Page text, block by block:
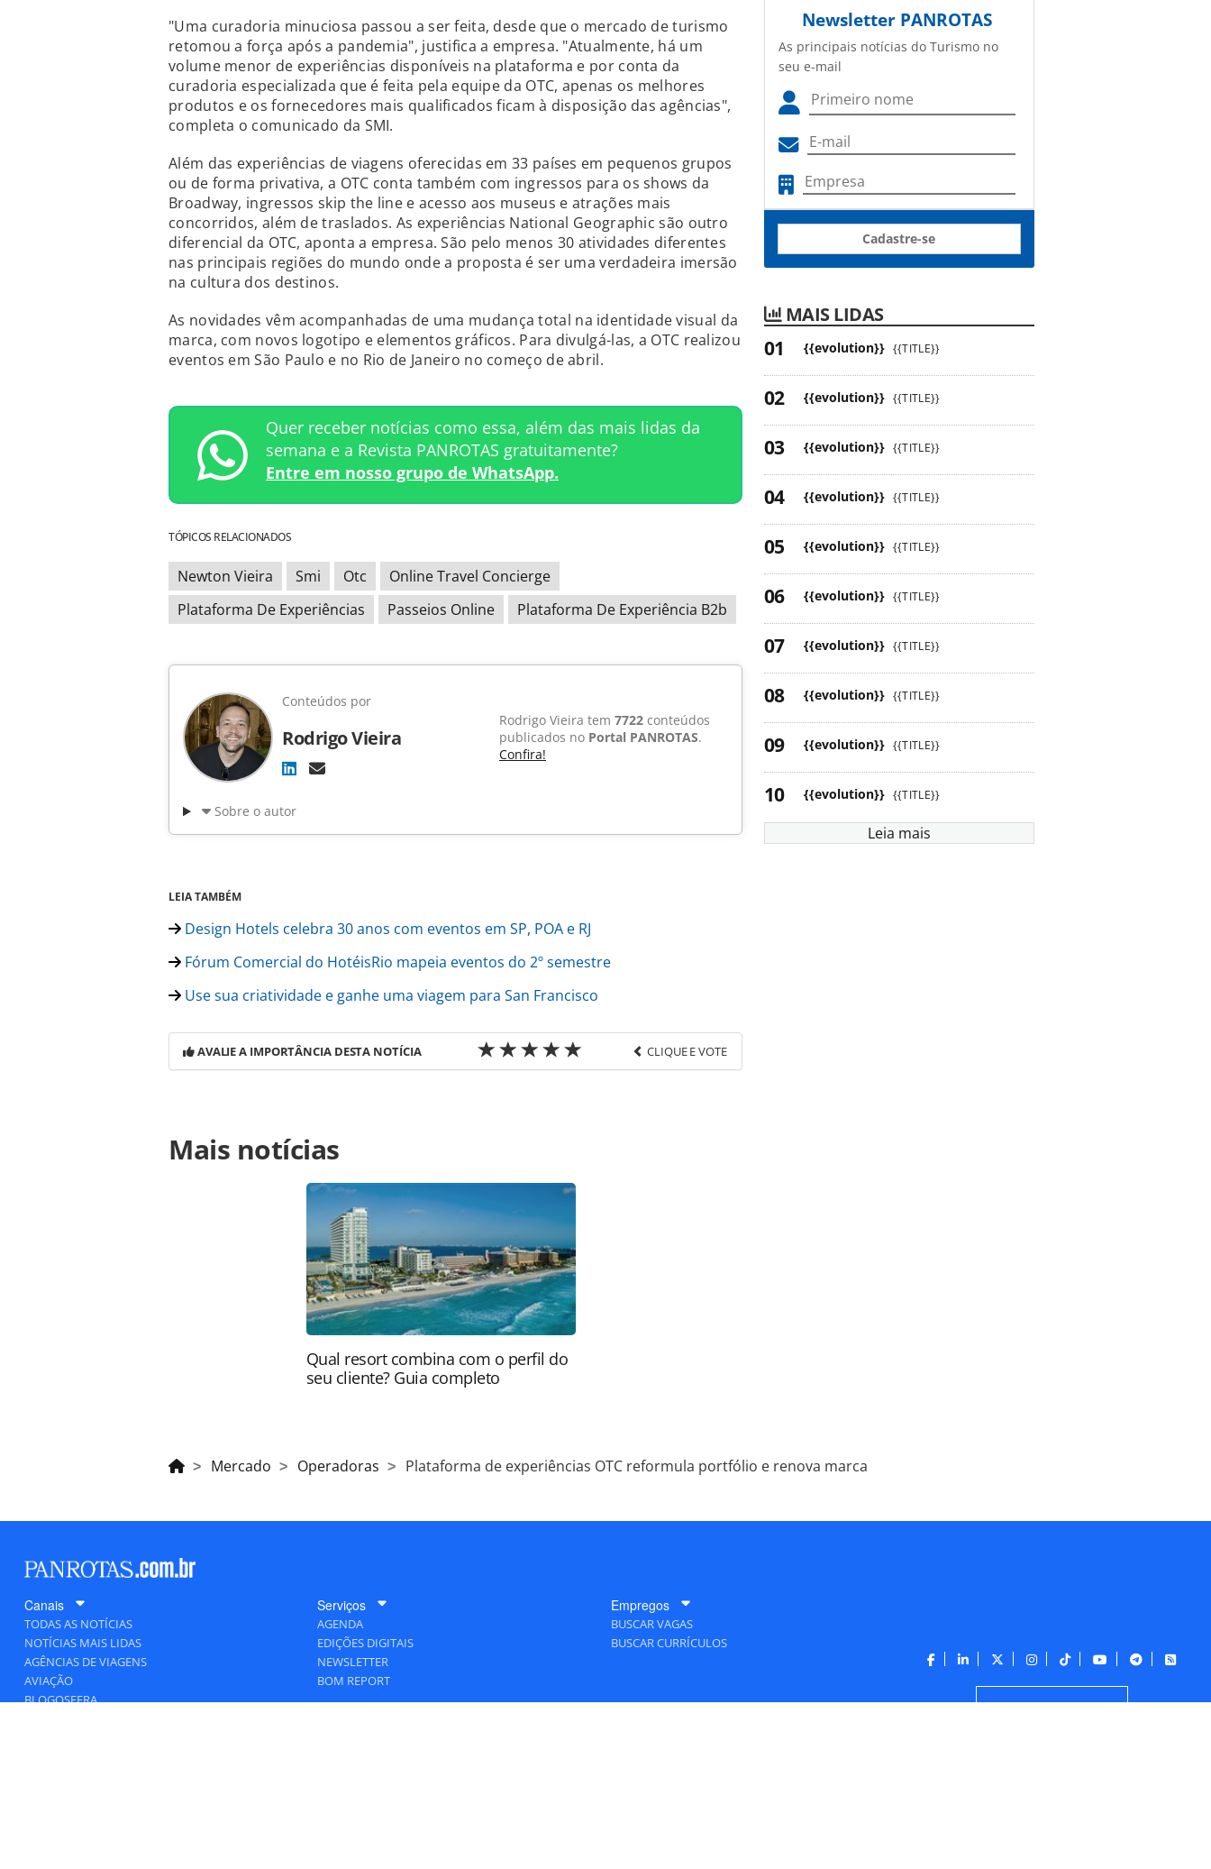
"Uma curadoria minuciosa passou a ser feita, desde que o mercado de turismo
retomou a força após a pandemia", justifica a empresa. "Atualmente, há um
volume menor de experiências disponíveis na plataforma e por conta da
curadoria especializada que é feita pela equipe da OTC, apenas os melhores
produtos e os fornecedores mais qualificados ficam à disposição das agências",
completa o comunicado da SMI.
Além das experiências de viagens oferecidas em 33 países em pequenos grupos
ou de forma privativa, a OTC conta também com ingressos para os shows da
Broadway, ingressos skip the line e acesso aos museus e atrações mais
concorridos, além de traslados. As experiências National Geographic são outro
diferencial da OTC, aponta a empresa. São pelo menos 30 atividades diferentes
nas principais regiões do mundo onde a proposta é ser uma verdadeira imersão
na cultura dos destinos.
As novidades vêm acompanhadas de uma mudança total na identidade visual da
marca, com novos logotipo e elementos gráficos. Para divulgá-las, a OTC realizou
eventos em São Paulo e no Rio de Janeiro no começo de abril.
Quer receber notícias como essa, além das mais lidas da
semana e a Revista PANROTAS gratuitamente?
Entre em nosso grupo de WhatsApp.
TÓPICOS RELACIONADOS
Newton Vieira Smi Otc
Online Travel Concierge
Plataforma De Experiências
Passeios Online Plataforma De Experiência B2b
Conteúdos por
Rodrigo Vieira
Rodrigo Vieira tem 7722 conteúdos
publicados no Portal PANROTAS.
Confira!
Sobre o autor
LEIA TAMBÉM
Design Hotels celebra 30 anos com eventos em SP, POA e RJ
Fórum Comercial do HotéisRio mapeia eventos do 2º semestre
Use sua criatividade e ganhe uma viagem para San Francisco
AVALIE A IMPORTÂNCIA DESTA NOTÍCIA CLIQUE E VOTE
https://www.panrotas.com.br/mercado/operadoras/2024/04/plataforma-de-
experiencias-otc-reformula-portfolio-e-renova-marca_204630.html ou as ferramentas
oferecidas na página. Todo o conteúdo produzido pela PANROTAS Editora é protegido
pela legislação brasileira sobre direito autoral. Não reproduza o conteúdo sem
autorização da PANROTAS Editora (copyright@panrotas.com.br).
Mais notícias
Qual resort combina com o perfil do
seu cliente? Guia completo
Newsletter PANROTAS
As principais notícias do Turismo no
seu e-mail
Cadastre-se
MAIS LIDAS
{{evolution}} {{TITLE}}
{{evolution}} {{TITLE}}
{{evolution}} {{TITLE}}
{{evolution}} {{TITLE}}
{{evolution}} {{TITLE}}
{{evolution}} {{TITLE}}
{{evolution}} {{TITLE}}
{{evolution}} {{TITLE}}
{{evolution}} {{TITLE}}
{{evolution}} {{TITLE}}
Leia mais
Mercado Operadoras Plataforma de experiências OTC reformula portfólio e renova marca
Canais
TODAS AS NOTÍCIAS
NOTÍCIAS MAIS LIDAS
AGÊNCIAS DE VIAGENS
AVIAÇÃO
BLOGOSFERA
Serviços
AGENDA
EDIÇÕES DIGITAIS
NEWSLETTER
BOM REPORT
Empregos
BUSCAR VAGAS
BUSCAR CURRÍCULOS
CONTATO